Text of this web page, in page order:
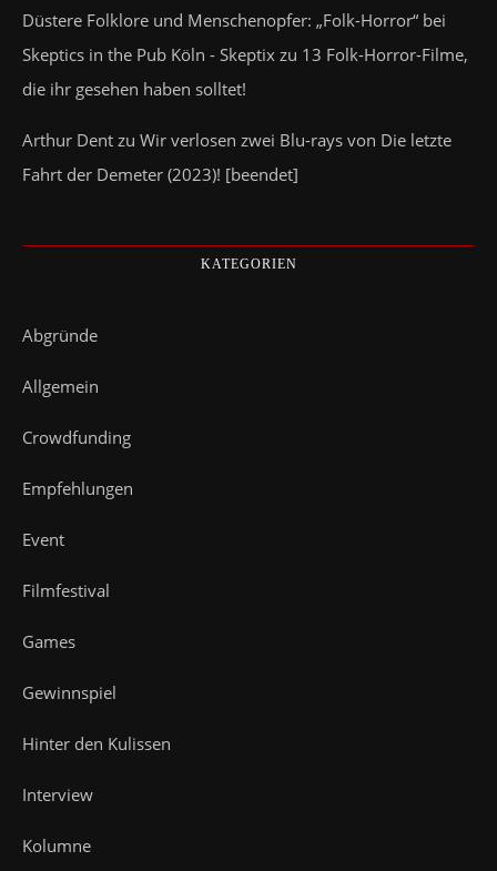
Düstere Folklore und Menschenopfer: „Folk-Horror“ bei
Skeptics in the Pub Köln - Skeptix zu 13 Folk-Horror-Filme,
die ihr gesehen haben solltet!
Arthur Dent zu Wir verlosen zwei Blu-rays von Die letzte
Fahrt der Demeter (2023)! [beendet]
KATEGORIEN
Abgründe
Allgemein
Crowdfunding
Empfehlungen
Event
Filmfestival
Games
Gewinnspiel
Hinter den Kulissen
Interview
Kolumne